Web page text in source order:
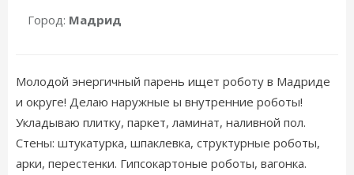
Город: Мадрид
Молодой энергичный парень ищет роботу в Мадриде
и округе! Делаю наружные ы внутренние роботы!
Укладываю плитку, паркет, ламинат, наливной пол.
Стены: штукатурка, шпаклевка, структурные роботы,
арки, перестенки. Гипсокартоные роботы, вагонка.